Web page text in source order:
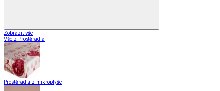
Zobrazit vše
Vše z Prostěradla
Prostěradla z mikroplyše